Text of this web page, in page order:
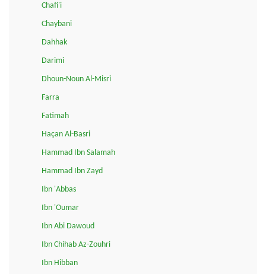
Chafi'i
Chaybani
Dahhak
Darimi
Dhoun-Noun Al-Misri
Farra
Fatimah
Haçan Al-Basri
Hammad Ibn Salamah
Hammad Ibn Zayd
Ibn 'Abbas
Ibn 'Oumar
Ibn Abi Dawoud
Ibn Chihab Az-Zouhri
Ibn Hibban